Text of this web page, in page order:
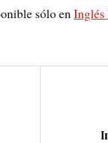
sólo enInglés